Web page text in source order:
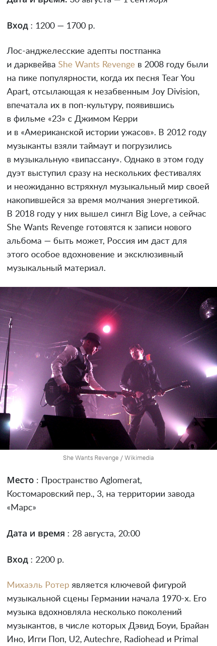
Вход : 1200 — 1700 р.
Лос-анджелесские адепты постпанка
и дарквейва She Wants Revеnge в 2008 году были
на пике популярности, когда их песня Tear You
Apart, отсылающая к незабвенным Joy Division,
впечатала их в поп-культуру, появившись
в фильме «23» с Джимом Керри
и в «Американской истории ужасов». В 2012 году
музыканты взяли таймаут и погрузились
в музыкальную «випассану». Однако в этом году
дуэт выступил сразу на нескольких фестивалях
и неожиданно встряхнул музыкальный мир своей
накопившейся за время молчания энергетикой.
В 2018 году у них вышел сингл Big Love, а сейчас
She Wants Revеnge готовятся к записи нового
альбома — быть может, Россия им даст для
этого особое вдохновение и эксклюзивный
музыкальный материал.
She Wants Revеnge / Wikimedia
Место : Пространство Aglomerat,
Костомаровский пер., 3, на территории завода
«Марс»
Дата и время : 28 августа, 20:00
Вход : 2200 р.
Михаэль Ротер является ключевой фигурой
музыкальной сцены Германии начала 1970-х. Его
музыка вдохновляла несколько поколений
музыкантов, в числе которых Дэвид Боуи, Брайан
Ино, Игги Поп, U2, Autechre, Radiohead и Primal